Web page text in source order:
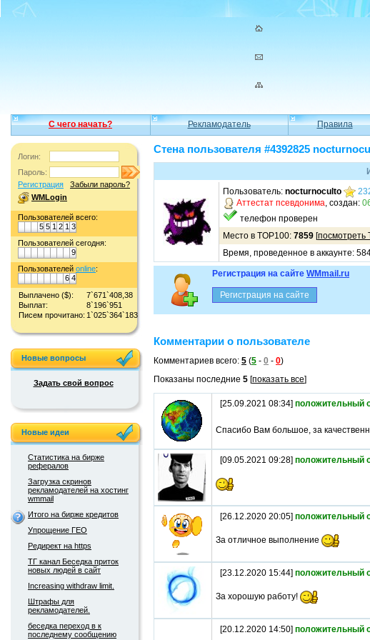
С чего начать? Рекламодатель Правила
Логин:
Пароль:
Регистрация
Забыли пароль?
WMLogin
Пользователей всего:
5 5 1 2 1 3
Пользователей сегодня:
9
Пользователей online:
6 4
Выплачено ($):
7`671`408,38
Выплат:
8`196`951
Писем прочитано: 1`025`364`183
Новые вопросы
Задать свой вопрос
Новые идеи
Статистика на бирже
рефералов
Загрузка скринов
рекламодателей на хостинг
wmmail
Итого на бирже кредитов
Упрощение ГЕО
Редирект на https
ТГ канал Беседка приток
новых людей в сайт
Increasing withdraw limit.
Штрафы для
рекламодателей.
беседка переход в к
последнему сообщению
Стена пользователя #4392825
Пользователь: nocturnoculto
Аттестат псевдонима, создан:
телефон проверен
Место в TOP100: 7859 [посмотреть
Время, проведенное в аккаунте:
Регистрация на сайте WMmail.ru
Комментарии о пользователе
Комментариев всего: 5 (5 - 0 - 0)
Показаны последние 5 [показать все]
[25.09.2021 08:34] положительный
Спасибо Вам большое, за
[09.05.2021 09:28] положительный
[26.12.2020 20:05] положительный
За отличное выполнение
[23.12.2020 15:44] положительный
За хорошую работу!
[20.12.2020 14:50] положительный